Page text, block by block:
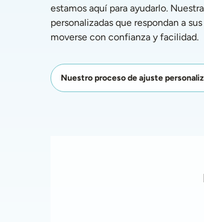
estamos aquí para ayudarlo.
personalizadas que respondan a
moverse con confianza y facilidad.
Nuestro proceso de ajuste